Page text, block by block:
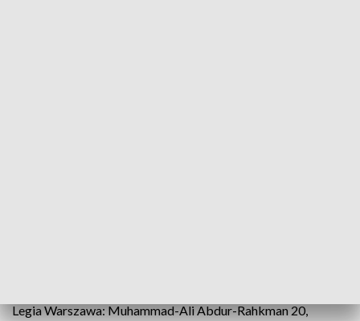
Legia Warszawa: Muhammad-Ali Abdur-Rahkman 20,